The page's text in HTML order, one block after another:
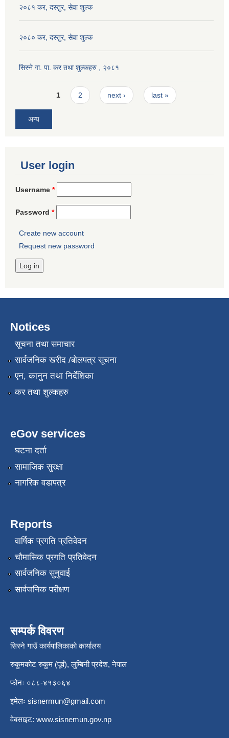
२०८१ कर, दस्तुर, सेवा शुल्क
२०८० कर, दस्तुर, सेवा शुल्क
सिस्ने गा. पा. कर तथा शुल्कहरु , २०८१
Pages1 2 next › last »
अन्य
User login
Username *
Password *
Create new account
Request new password
Notices
सूचना तथा समाचार
सार्वजनिक खरीद /बोलपत्र सूचना
एन, कानुन तथा निर्देशिका
कर तथा शुल्कहरु
eGov services
घटना दर्ता
सामाजिक सुरक्षा
नागरिक वडापत्र
Reports
वार्षिक प्रगति प्रतिवेदन
चौमासिक प्रगति प्रतिवेदन
सार्वजनिक सुनुवाई
सार्वजनिक परीक्षण
सम्पर्क विवरण
सिस्ने गाउँ कार्यपालिकाको कार्यालय
रुकुमकोट रुकुम (पूर्व), लुम्बिनी प्रदेश, नेपाल
फोनः ०८८-४१३०६४
इमेलः sisnermun@gmail.com
वेबसाइट: www.sisnemun.gov.np